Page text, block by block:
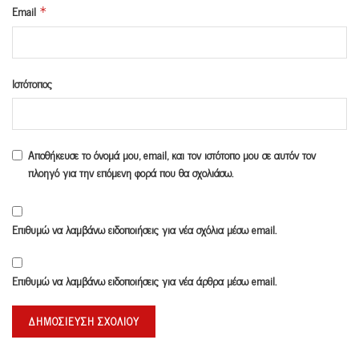
Email *
Ιστότοπος
Αποθήκευσε το όνομά μου, email, και τον ιστότοπο μου σε αυτόν τον
πλοηγό για την επόμενη φορά που θα σχολιάσω.
Επιθυμώ να λαμβάνω ειδοποιήσεις για νέα σχόλια μέσω email.
Επιθυμώ να λαμβάνω ειδοποιήσεις για νέα άρθρα μέσω email.